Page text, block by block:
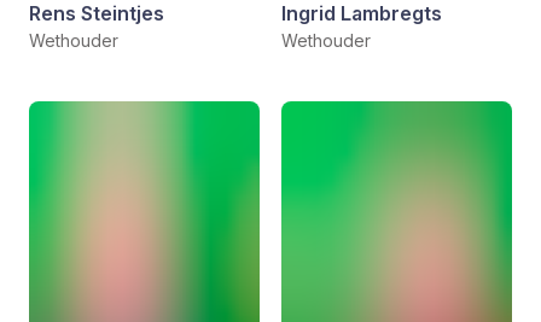
Rens Steintjes
Wethouder
Ingrid Lambregts
Wethouder